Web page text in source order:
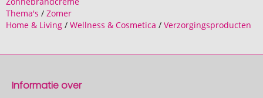
Thema's / Zomer
Home & Living / Wellness & Cosmetica / Verzorgingsproducten
Informatie over